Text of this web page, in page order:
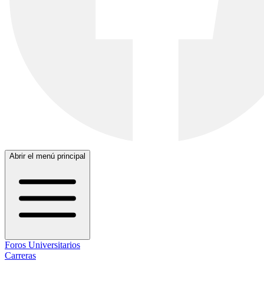
Abrir el menú principal
Foros Universitarios
Carreras